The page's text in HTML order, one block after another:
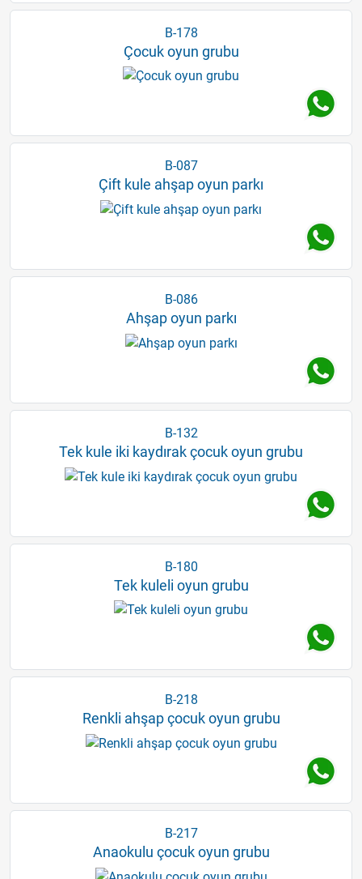
B-178
Çocuk oyun grubu
B-087
Çift kule ahşap oyun parkı
B-086
Ahşap oyun parkı
B-132
Tek kule iki kaydırak çocuk oyun grubu
B-180
Tek kuleli oyun grubu
B-218
Renkli ahşap çocuk oyun grubu
B-217
Anaokulu çocuk oyun grubu